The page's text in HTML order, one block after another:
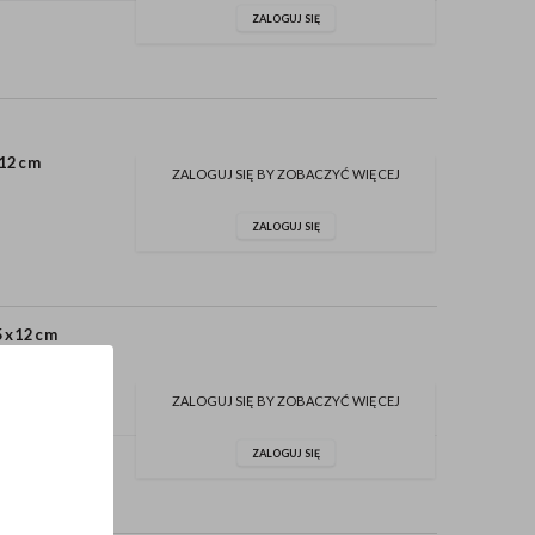
ZALOGUJ SIĘ
ZALOGUJ SIĘ BY ZOBACZYĆ WIĘCEJ
ZALOGUJ SIĘ
ZALOGUJ SIĘ BY ZOBACZYĆ WIĘCEJ
ZALOGUJ SIĘ